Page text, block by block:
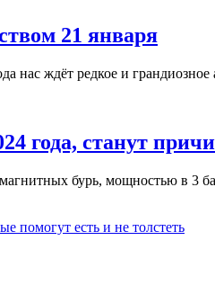
21 января
нас ждёт редкое и
года, станут
бурь, мощностью в 3
помогут есть и не толстеть